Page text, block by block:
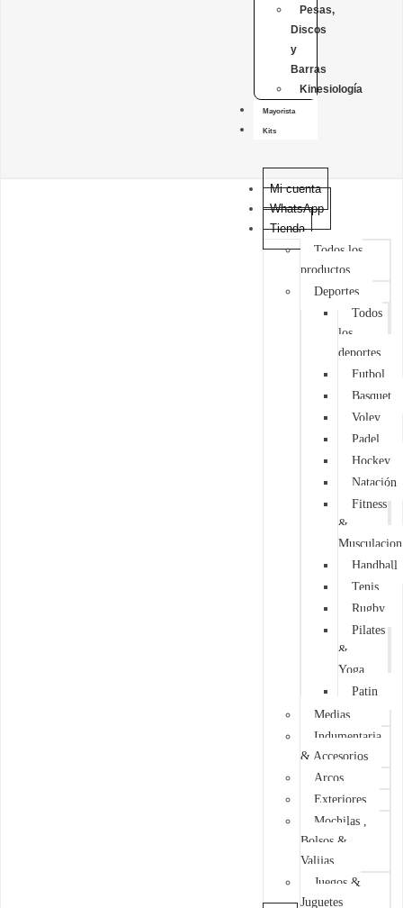
Pesas,
Discos
y
Barras
Kinesiología
Mayorista
Kits
Mi cuenta
WhatsApp
Tienda
Todos los
productos
Deportes
Todos
los
deportes
Futbol
Basquet
Voley
Padel
Hockey
Natación
Fitness
&
Musculacion
Handball
Tenis
Rugby
Pilates
&
Yoga
Patin
Medias
Indumentaria
& Accesorios
Arcos
Exteriores
Mochilas ,
Bolsos &
Valijas
Juegos &
Juguetes